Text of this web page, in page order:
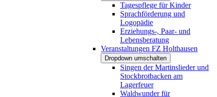
Tagespflege für Kinder
Sprachförderung und
Logopädie
Erziehungs-, Paar- und
Lebensberatung
Veranstaltungen FZ Holthausen
Dropdown umschalten
Singen der Martinslieder und
Stockbrotbacken am
Lagerfeuer
Waldwunder für